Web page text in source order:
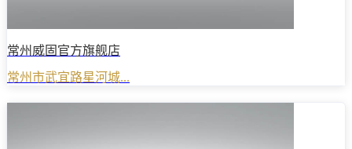
常州威固官方旗舰店
常州市武宜路星河城...